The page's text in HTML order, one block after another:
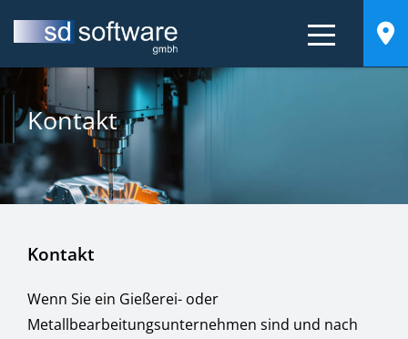
Kontakt
Kontakt
Wenn Sie ein Gießerei- oder
Metallbearbeitungsunternehmen sind und nach